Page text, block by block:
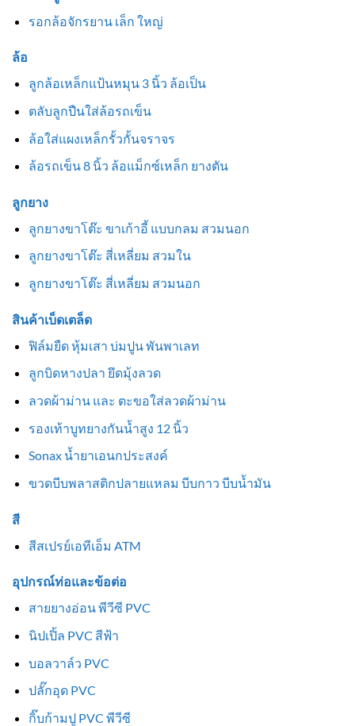
รอกล้อจักรยาน เล็ก ใหญ่
ล้อ
ลูกล้อเหล็กแป้นหมุน 3 นิ้ว ล้อเป็น
ตลับลูกปืนใส่ล้อรถเข็น
ล้อใส่แผงเหล็กรั้วกั้นจราจร
ล้อรถเข็น 8 นิ้ว ล้อแม็กซ์เหล็ก ยางตัน
ลูกยาง
ลูกยางขาโต๊ะ ขาเก้าอี้ แบบกลม สวมนอก
ลูกยางขาโต๊ะ สี่เหลี่ยม สวมใน
ลูกยางขาโต๊ะ สี่เหลี่ยม สวมนอก
สินค้าเบ็ดเตล็ด
ฟิล์มยืด หุ้มเสา บ่มปูน พันพาเลท
ลูกบิดหางปลา ยึดมุ้งลวด
ลวดผ้าม่าน และ ตะขอใส่ลวดผ้าม่าน
รองเท้าบูทยางกันน้ำสูง 12 นิ้ว
Sonax น้ำยาเอนกประสงค์
ขวดบีบพลาสติกปลายแหลม บีบกาว บีบน้ำมัน
สี
สีสเปรย์เอทีเอ็ม ATM
อุปกรณ์ท่อและข้อต่อ
สายยางอ่อน พีวีซี PVC
นิปเปิ้ล PVC สีฟ้า
บอลวาล์ว PVC
ปลั๊กอุด PVC
กิ๊บก้ามปู PVC พีวีซี